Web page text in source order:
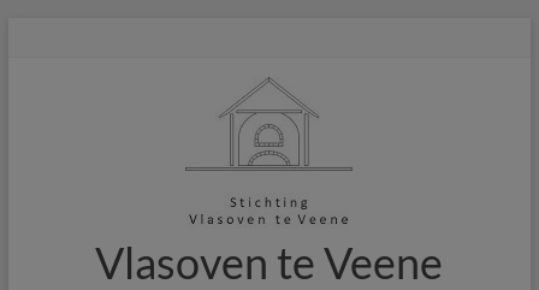
Vlasoven te Veene